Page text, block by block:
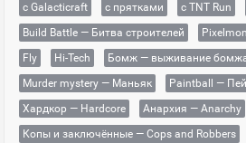
с Galacticraft
с прятками с TNT Run
Build Battle — Битва строителей
Pixelmon
Fly
Hi-Tech
Бомж — выживание
Murder mystery — Маньяк
Paintball —
Хардкор — Hardcore
Анархия — Anarchy
Копы и заключённые — Cops and Robbers